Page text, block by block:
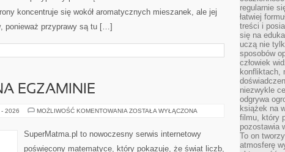
koncentruje się wokół aromatycznych mieszanek, ale jej
ponieważ przyprawy są tu […]
EGZAMINIE
- 2026 MOŻLIWOŚĆ KOMENTOWANIA MATEMATYKA
ZOSTAŁA WYŁĄCZONA
SuperMatma.pl to nowoczesny serwis internetowy
poświęcony matematyce, który pokazuje, że świat liczb,
regularnie
łatwiej
treści i
się na
uczą nie
sposobów
człowiek
konfliktach,
niezwykle
odgrywa
książek na
filmu, który
pozostawia
To on
atmosferę